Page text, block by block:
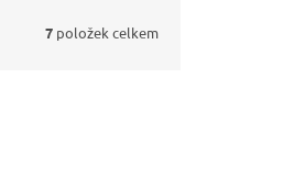
7 položek celkem